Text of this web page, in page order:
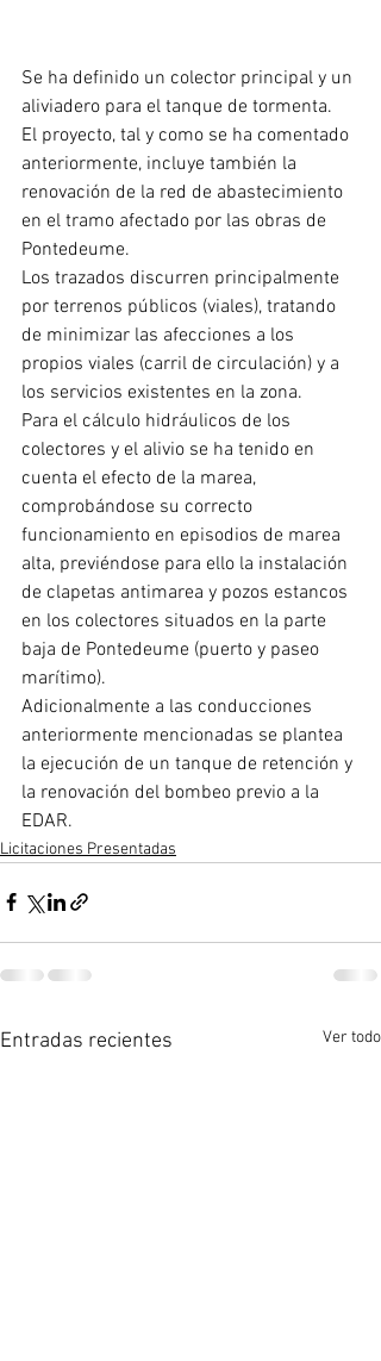
Se ha definido un colector principal y un
aliviadero para el tanque de tormenta.
El proyecto, tal y como se ha comentado
anteriormente, incluye también la
renovación de la red de abastecimiento
en el tramo afectado por las obras de
Pontedeume.
Los trazados discurren principalmente
por terrenos públicos (viales), tratando
de minimizar las afecciones a los
propios viales (carril de circulación) y a
los servicios existentes en la zona.
Para el cálculo hidráulicos de los
colectores y el alivio se ha tenido en
cuenta el efecto de la marea,
comprobándose su correcto
funcionamiento en episodios de marea
alta, previéndose para ello la instalación
de clapetas antimarea y pozos estancos
en los colectores situados en la parte
baja de Pontedeume (puerto y paseo
marítimo).
Adicionalmente a las conducciones
anteriormente mencionadas se plantea
la ejecución de un tanque de retención y
la renovación del bombeo previo a la
EDAR.
Licitaciones Presentadas
Entradas recientes Ver todo